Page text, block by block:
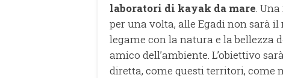
laboratori di kayak da mare.
per una volta, alle Egadi non sarà
legame con la natura e la bellezza
amico dell’ambiente. L’obiettivo
diretta, come questi territori, come